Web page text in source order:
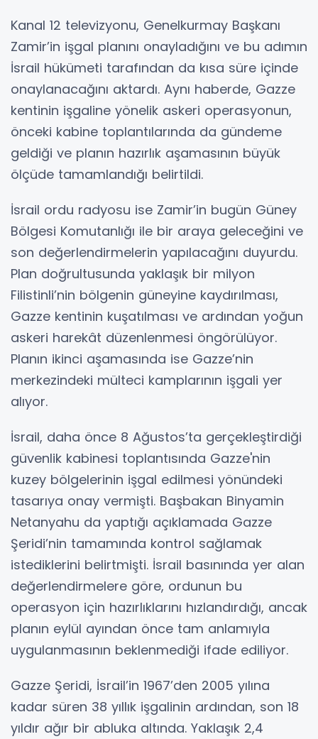
Kanal 12 televizyonu, Genelkurmay Başkanı
Zamir’in işgal planını onayladığını ve bu adımın
İsrail hükümeti tarafından da kısa süre içinde
onaylanacağını aktardı. Aynı haberde, Gazze
kentinin işgaline yönelik askeri operasyonun,
önceki kabine toplantılarında da gündeme
geldiği ve planın hazırlık aşamasının büyük
ölçüde tamamlandığı belirtildi.
İsrail ordu radyosu ise Zamir’in bugün Güney
Bölgesi Komutanlığı ile bir araya geleceğini ve
son değerlendirmelerin yapılacağını duyurdu.
Plan doğrultusunda yaklaşık bir milyon
Filistinli’nin bölgenin güneyine kaydırılması,
Gazze kentinin kuşatılması ve ardından yoğun
askeri harekât düzenlenmesi öngörülüyor.
Planın ikinci aşamasında ise Gazze’nin
merkezindeki mülteci kamplarının işgali yer
alıyor.
İsrail, daha önce 8 Ağustos’ta gerçekleştirdiği
güvenlik kabinesi toplantısında Gazze'nin
kuzey bölgelerinin işgal edilmesi yönündeki
tasarıya onay vermişti. Başbakan Binyamin
Netanyahu da yaptığı açıklamada Gazze
Şeridi’nin tamamında kontrol sağlamak
istediklerini belirtmişti. İsrail basınında yer alan
değerlendirmelere göre, ordunun bu
operasyon için hazırlıklarını hızlandırdığı, ancak
planın eylül ayından önce tam anlamıyla
uygulanmasının beklenmediği ifade ediliyor.
Gazze Şeridi, İsrail’in 1967’den 2005 yılına
kadar süren 38 yıllık işgalinin ardından, son 18
yıldır ağır bir abluka altında. Yaklaşık 2,4